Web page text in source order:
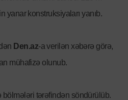
yanar konstruksiyaları yanıb.
Den.az-a verilən xəbərə görə,
mühafizə olunub.
bölmələri tərəfindən söndürülüb.